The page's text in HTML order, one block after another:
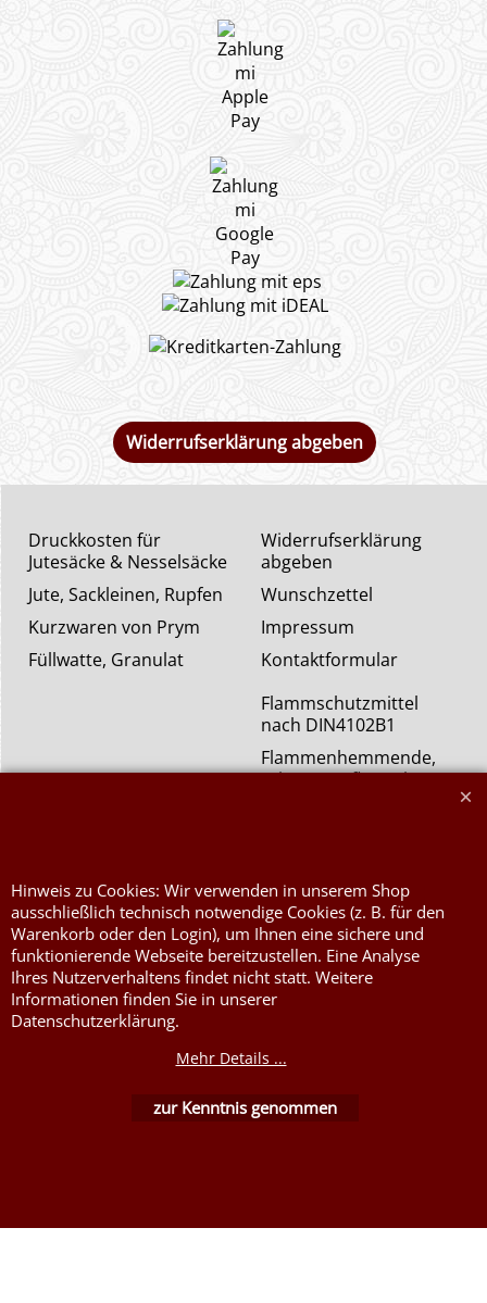
Widerrufserklärung abgeben
Widerrufserklärung
abgeben
Wunschzettel
Impressum
Kontaktformular
Druckkosten für
Jutesäcke & Nesselsäcke
Jute, Sackleinen, Rupfen
Kurzwaren von Prym
Füllwatte, Granulat
Flammschutzmittel
nach DIN4102B1
Flammenhemmende,
schwer entflammbare
WebShop erstellt mit ShopFactory Shop Software.
Hinweis zu Cookies: Wir verwenden in unserem Shop
ausschließlich technisch notwendige Cookies (z. B. für den
Warenkorb oder den Login), um Ihnen eine sichere und
funktionierende Webseite bereitzustellen. Eine Analyse
Ihres Nutzerverhaltens findet nicht statt. Weitere
Informationen finden Sie in unserer
Datenschutzerklärung.
Mehr Details ...
zur Kenntnis genommen